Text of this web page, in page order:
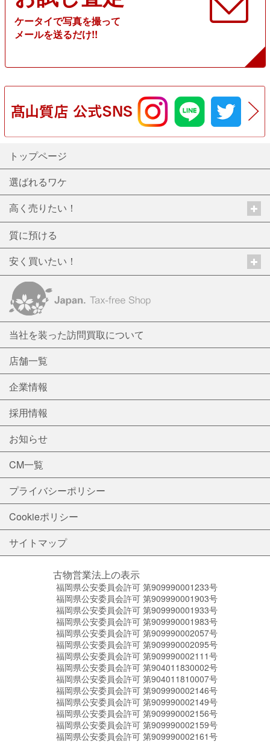
ケータイで写真を撮って
メールを送るだけ!!
トップページ
選ばれるワケ
高く売りたい！
質に預ける
安く買いたい！
当社を装った訪問買取について
店舗一覧
企業情報
採用情報
お知らせ
CM一覧
プライバシーポリシー
Cookieポリシー
サイトマップ
古物営業法上の表示
福岡県公安委員会許可 第909990001233号
福岡県公安委員会許可 第909990001903号
福岡県公安委員会許可 第909990001933号
福岡県公安委員会許可 第909990001983号
福岡県公安委員会許可 第909990002057号
福岡県公安委員会許可 第909990002095号
福岡県公安委員会許可 第909990002111号
福岡県公安委員会許可 第904011830002号
福岡県公安委員会許可 第904011810007号
福岡県公安委員会許可 第909990002146号
福岡県公安委員会許可 第909990002149号
福岡県公安委員会許可 第909990002156号
福岡県公安委員会許可 第909990002159号
福岡県公安委員会許可 第909990002161号